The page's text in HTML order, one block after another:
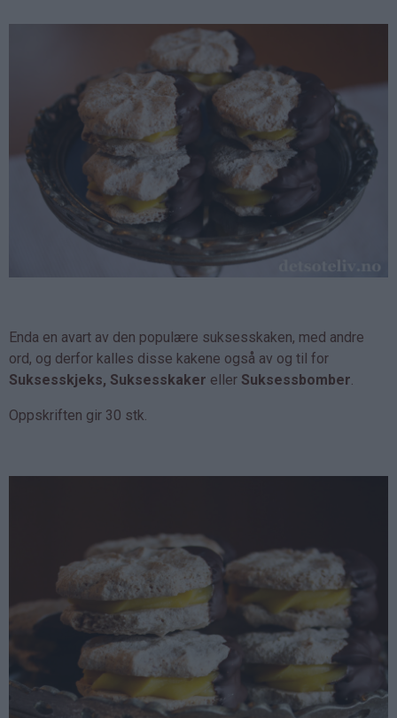
Enda en avart av den populære suksesskaken, med andre
ord, og derfor kalles disse kakene også av og til for
Suksesskjeks, Suksesskaker eller Suksessbomber
Oppskriften gir 30 stk.